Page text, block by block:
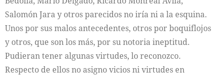
Salomón Jara y otros parecidos no iría ni a la esquina.
Unos por sus malos antecedentes, otros por boquiflojos
y otros, que son los más, por su notoria ineptitud.
Pudieran tener algunas virtudes, lo reconozco.
Respecto de ellos no asigno vicios ni virtudes en